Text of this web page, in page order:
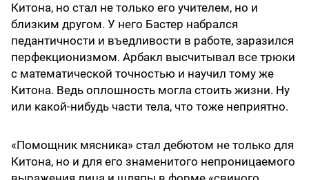
Китона, но стал не только его учителем, но и
близким другом. У него Бастер набрался
педантичности и въедливости в работе, заразился
перфекционизмом. Арбакл высчитывал все трюки
с математической точностью и научил тому же
Китона. Ведь оплошность могла стоить жизни. Ну
или какой-нибудь части тела, что тоже неприятно.
«Помощник мясника» стал дебютом не только для
Китона, но и для его знаменитого непроницаемого